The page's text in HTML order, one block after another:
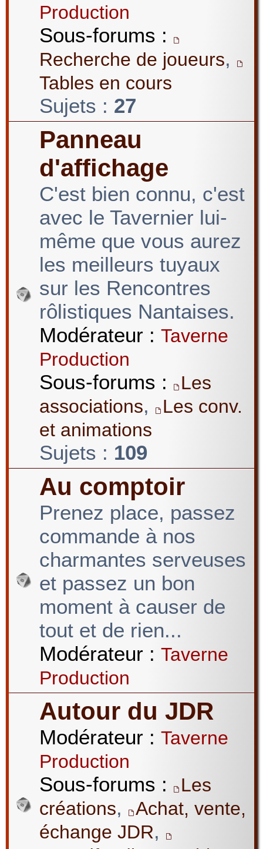
Production
Sous-forums :
Recherche de joueurs,
Tables en cours
Sujets : 27
Panneau
d'affichage
C'est bien connu, c'est
avec le Tavernier lui-
même que vous aurez
les meilleurs tuyaux
sur les Rencontres
rôlistiques Nantaises.
Modérateur : Taverne
Production
Sous-forums :
Les
associations,
Les conv.
et animations
Sujets : 109
Au comptoir
Prenez place, passez
commande à nos
charmantes serveuses
et passez un bon
moment à causer de
tout et de rien...
Modérateur : Taverne
Production
Autour du JDR
Modérateur : Taverne
Production
Sous-forums :
Les
créations,
Achat, vente,
échange JDR,